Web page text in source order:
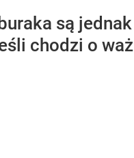
są
chodzi o